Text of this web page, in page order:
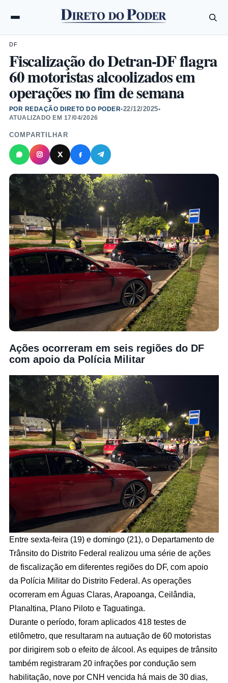
DF
Fiscalização do Detran-DF flagra
60 motoristas alcoolizados em
operações no fim de semana
POR REDAÇÃO DIRETO DO PODER•22/12/2025•
ATUALIZADO EM 17/04/2026
COMPARTILHAR
Ações ocorreram em seis regiões do DF
com apoio da Polícia Militar
Entre sexta-feira (19) e domingo (21), o Departamento de
Trânsito do Distrito Federal realizou uma série de ações
de fiscalização em diferentes regiões do DF, com apoio
da Polícia Militar do Distrito Federal. As operações
ocorreram em Águas Claras, Arapoanga, Ceilândia,
Planaltina, Plano Piloto e Taguatinga.
Durante o período, foram aplicados 418 testes de
etilômetro, que resultaram na autuação de 60 motoristas
por dirigirem sob o efeito de álcool. As equipes de trânsito
também registraram 20 infrações por condução sem
habilitação, nove por CNH vencida há mais de 30 dias,